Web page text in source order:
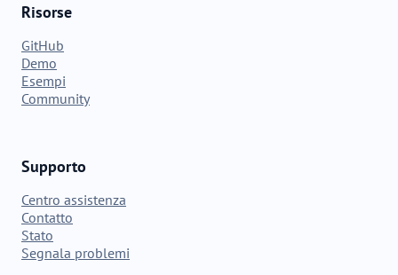
Risorse
GitHub
Demo
Esempi
Community
Supporto
Centro assistenza
Contatto
Stato
Segnala problemi